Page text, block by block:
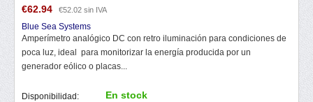
€62.94 €52.02 sin IVA
Blue Sea Systems
Amperímetro analógico DC con retro iluminación para condiciones de
poca luz, ideal para monitorizar la energía producida por un
generador eólico o placas...
Disponibilidad: En stock